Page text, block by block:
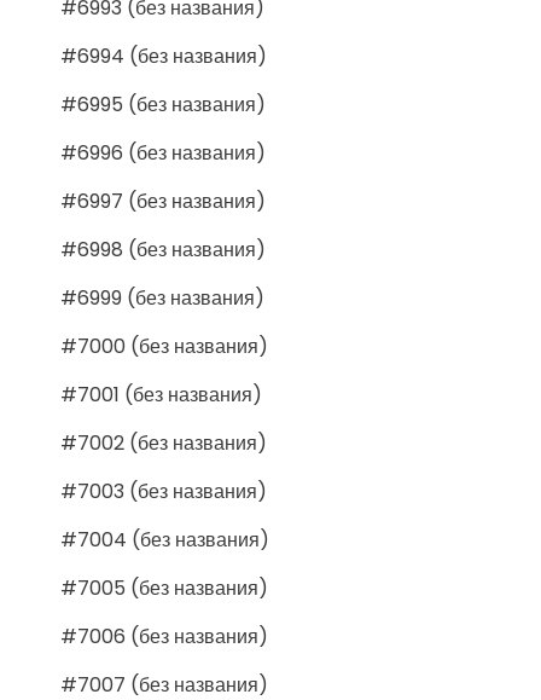
#6993 (без названия)
#6994 (без названия)
#6995 (без названия)
#6996 (без названия)
#6997 (без названия)
#6998 (без названия)
#6999 (без названия)
#7000 (без названия)
#7001 (без названия)
#7002 (без названия)
#7003 (без названия)
#7004 (без названия)
#7005 (без названия)
#7006 (без названия)
#7007 (без названия)